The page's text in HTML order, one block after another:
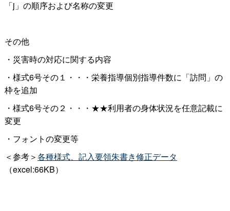
「j」の順序および名称の変更
その他
・災害時の対応に関する内容
・様式6号その１・・・栄養指導個別指導件数に「訪問」の
枠を追加
・様式6号その２・・・★★利用者の身体状況を任意記載に
変更
・フォントの変更等
＜参考＞各種様式、記入要領朱書き修正データ
（excel:66KB）